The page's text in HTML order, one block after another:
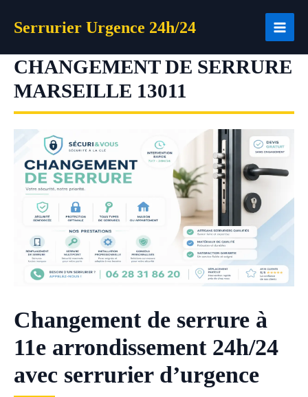
Serrurier Urgence 24h/24
CHANGEMENT DE SERRURE
MARSEILLE 13011
Changement de serrure à
11e arrondissement 24h/24
avec serrurier d’urgence